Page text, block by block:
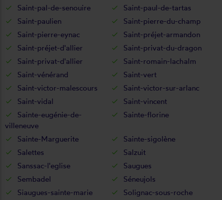
Saint-pal-de-senouire
Saint-paul-de-tartas
Saint-paulien
Saint-pierre-du-champ
Saint-pierre-eynac
Saint-préjet-armandon
Saint-préjet-d'allier
Saint-privat-du-dragon
Saint-privat-d'allier
Saint-romain-lachalm
Saint-vénérand
Saint-vert
Saint-victor-malescours
Saint-victor-sur-arlanc
Saint-vidal
Saint-vincent
Sainte-eugénie-de-
villeneuve
Sainte-florine
Sainte-Marguerite
Sainte-sigolène
Salettes
Salzuit
Sanssac-l'eglise
Saugues
Sembadel
Séneujols
Siaugues-sainte-marie
Solignac-sous-roche